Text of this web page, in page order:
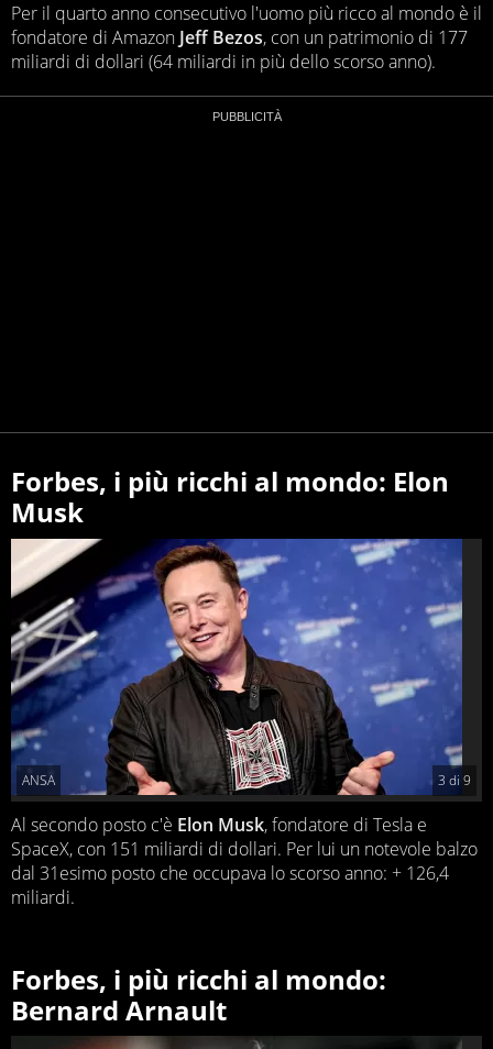
Per il quarto anno consecutivo l'uomo più ricco al mondo è il
fondatore di Amazon Jeff Bezos, con un patrimonio di 177
miliardi di dollari (64 miliardi in più dello scorso anno).
Forbes, i più ricchi al mondo: Elon
Musk
3 di 9
ANSA
Al secondo posto c'è Elon Musk, fondatore di Tesla e
SpaceX, con 151 miliardi di dollari. Per lui un notevole balzo
dal 31esimo posto che occupava lo scorso anno: + 126,4
miliardi.
Forbes, i più ricchi al mondo:
Bernard Arnault